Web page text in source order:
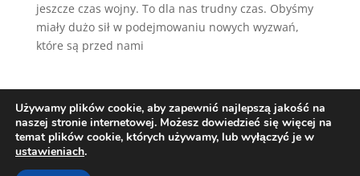
jeszcze czas wojny. To dla nas trudny czas. Obyśmy
miały dużo sił w podejmowaniu nowych wyzwań,
które są przed nami
Używamy plików cookie, aby zapewnić najlepszą jakość na
naszej stronie internetowej. Możesz dowiedzieć się więcej na
temat plików cookie, których używamy, lub wyłączyć je w
ustawieniach.